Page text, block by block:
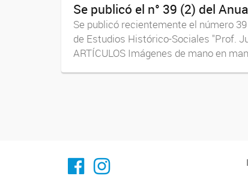
Se publicó el n° 39 (2) del
Se publicó recientemente el número
de Estudios Histórico-Sociales "Prof.
ARTÍCULOS Imágenes de mano en
Facebook
Instagram